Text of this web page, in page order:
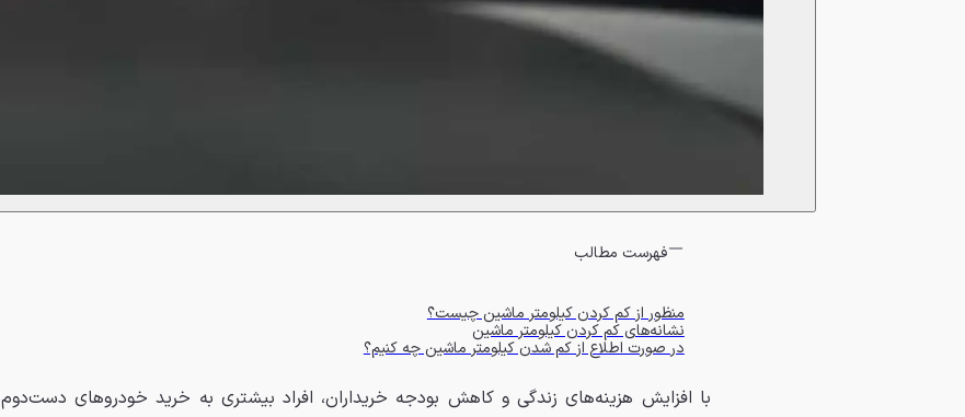
فهرست مطالب
منظور از کم کردن کیلومتر ماشین چیست؟
نشانه‌های کم کردن کیلومتر ماشین
در صورت اطلاع از کم شدن کیلومتر ماشین چه کنیم؟
با افزایش هزینه‌های زندگی و کاهش بودجه خریداران، افراد بیشتری به خرید خودروهای دست‌دوم